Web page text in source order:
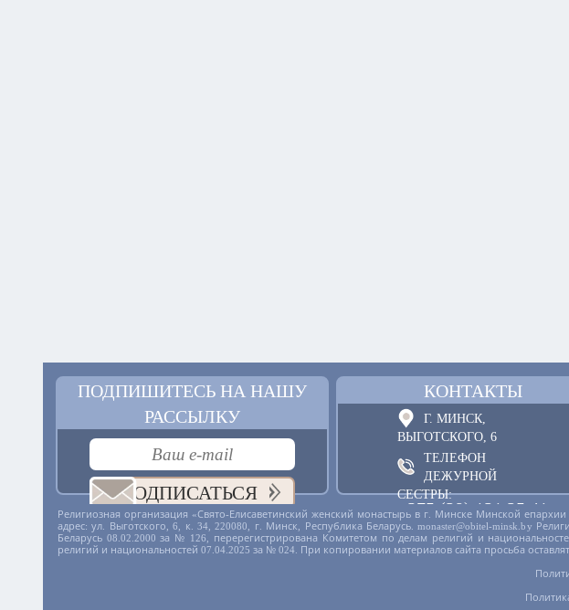
ПОДПИШИТЕСЬ НА НАШУ
РАССЫЛКУ
ПОДПИСАТЬСЯ
КОНТАКТЫ
Г. МИНСК,
ВЫГОТСКОГО, 6
ТЕЛЕФОН
ДЕЖУРНОЙ
СЕСТРЫ:
+375 (29) 121 25 41
ОБРАТНАЯ СВЯЗЬ
Религиозная организация «Свято-Елисаветинский женский монастырь в г. Минске Минской
адрес: ул. Выготского, 6, к. 34, 220080, г. Минск, Республика Беларусь. monaster@obitel-minsk.by
Беларусь 08.02.2000 за № 126, перерегистрирована Комитетом по делам религий и
религий и национальностей 07.04.2025 за № 024. При копировании материалов сайта просьба